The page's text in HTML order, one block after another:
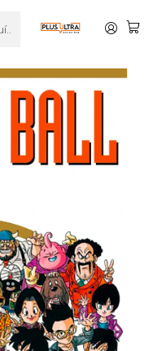
04 - PLANETA